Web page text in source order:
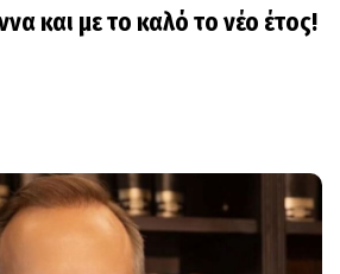
και με το καλό το νέο έτος!